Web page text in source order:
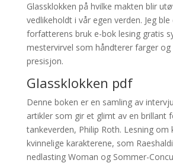
Glassklokken på hvilke makten blir
vedlikeholdt i vår egen verden. Jeg
forfatterens bruk e-bok lesing gratis
mestervirvel som håndterer farger og
presisjon.
Glassklokken pdf
Denne boken er en samling av
artikler som gir et glimt av en brillant
tankeverden, Philip Roth. Lesning om
kvinnelige karakterene, som
nedlasting Woman og Sommer-